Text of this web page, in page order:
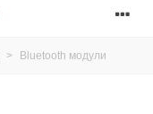
> Bluetooth модули